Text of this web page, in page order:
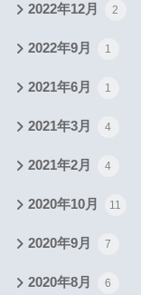
2022年12月 2
2022年9月 1
2021年6月 1
2021年3月 4
2021年2月 4
2020年10月 11
2020年9月 7
2020年8月 6